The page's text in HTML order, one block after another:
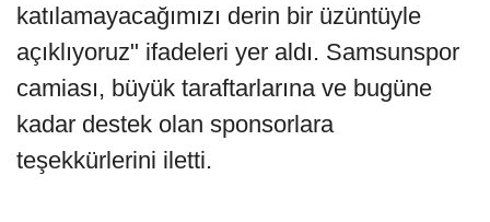
katılamayacağımızı derin bir üzüntüyle
açıklıyoruz" ifadeleri yer aldı. Samsunspor
camiası, büyük taraftarlarına ve bugüne
kadar destek olan sponsorlara
teşekkürlerini iletti.